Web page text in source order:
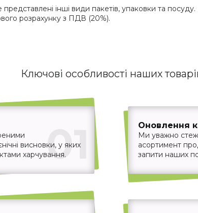
представлені інші види пакетів, упаковки та
розрахунку з ПДВ (20%).
Ключові особливості наших
01
висновки, у яких
харчування.
Оновлення
Ми уважно
асортимент
запити наших